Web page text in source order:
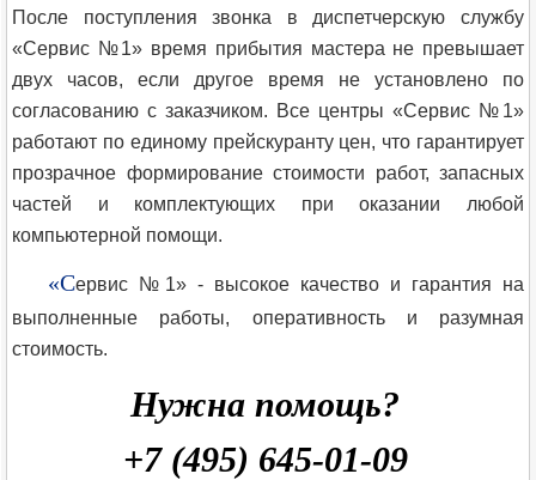
После поступления звонка в диспетчерскую службу
«Сервис №1» время прибытия мастера не превышает
двух часов, если другое время не установлено по
согласованию с заказчиком. Все центры «Сервис №1»
работают по единому прейскуранту цен, что гарантирует
прозрачное формирование стоимости работ, запасных
частей и комплектующих при оказании любой
компьютерной помощи.
«Сервис №1» - высокое качество и гарантия на
выполненные работы, оперативность и разумная
стоимость.
Нужна помощь?
+7 (495) 645-01-09